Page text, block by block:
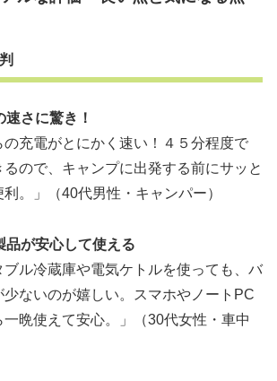
さに驚き！
の充電がとにかく速い！４５分程度で
ので、キャンプに出発する前にサッと
。」（40代男性・キャンパー）
品が安心して使える
ブル冷蔵庫や電気ケトルを使っても、バ
少ないのが嬉しい。スマホやノートPC
晩使えて安心。」（30代女性・車中